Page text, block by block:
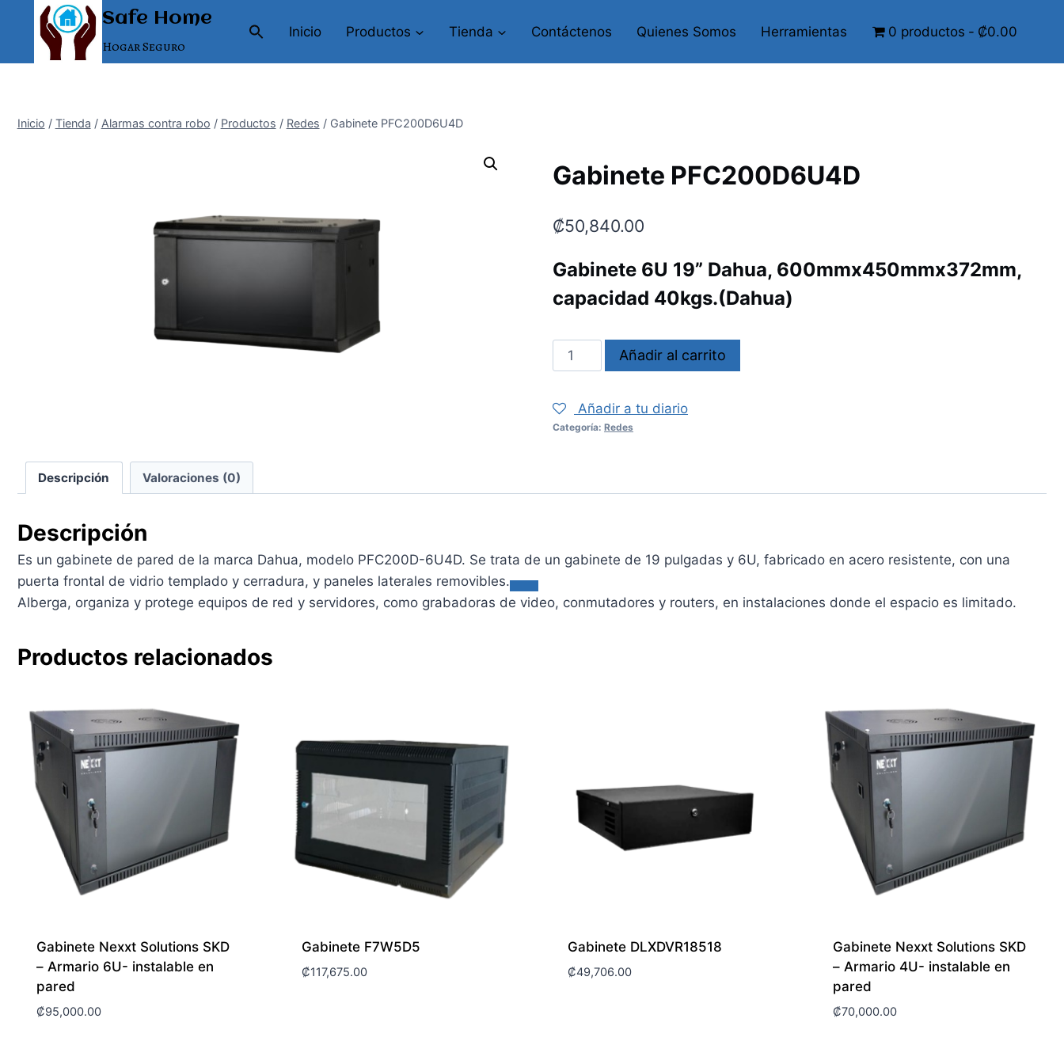
contenido
Safe Home
Hogar Seguro
Inicio Productos Tienda Contáctenos Quienes Somos Herramientas 0 productos ₡0.00
Inicio / Tienda / Alarmas contra robo / Productos / Redes / Gabinete PFC200D6U4D
Gabinete PFC200D6U4D
₡50,840.00
Gabinete 6U 19” Dahua, 600mmx450mmx372mm,
capacidad 40kgs.(Dahua)
Gabinete
PFC200D6U4D
Añadir al carrito
Añadir a tu diario
Categoría:Redes
Descripción Valoraciones (0)
Descripción
Es un gabinete de pared de la marca Dahua, modelo PFC200D-6U4D. Se trata de un gabinete de 19 pulgadas y 6U, fabricado en acero resistente, con una
puerta frontal de vidrio templado y cerradura, y paneles laterales removibles.
Alberga, organiza y protege equipos de red y servidores, como grabadoras de video, conmutadores y routers, en instalaciones donde el espacio es limitado.
Productos relacionados
Gabinete Nexxt Solutions SKD
– Armario 6U- instalable en
pared
₡95,000.00
Gabinete F7W5D5
₡117,675.00
Gabinete DLXDVR18518
₡49,706.00
Gabinete Nexxt Solutions SKD
– Armario 4U- instalable en
pared
₡70,000.00